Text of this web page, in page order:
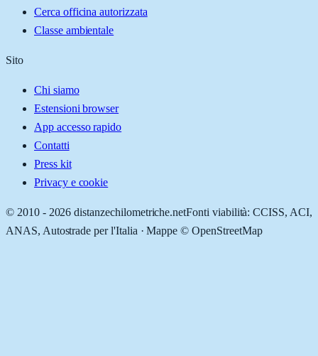
Cerca officina autorizzata
Classe ambientale
Sito
Chi siamo
Estensioni browser
App accesso rapido
Contatti
Press kit
Privacy e cookie
© 2010 - 2026 distanzechilometriche.netFonti viabilità: CCISS, ACI,
ANAS, Autostrade per l'Italia · Mappe © OpenStreetMap